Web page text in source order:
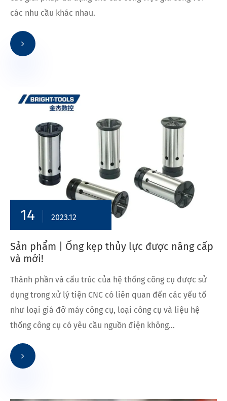
các nhu cầu khác nhau.
14 2023.12
Sản phẩm | Ống kẹp thủy lực được nâng cấp
và mới!
Thành phần và cấu trúc của hệ thống công cụ được sử
dụng trong xử lý tiện CNC có liên quan đến các yếu tố
như loại giá đỡ máy công cụ, loại công cụ và liệu hệ
thống công cụ có yêu cầu nguồn điện không...